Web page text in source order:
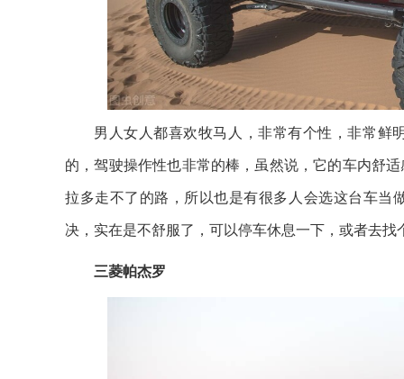
男人女人都喜欢牧马人，非常有个性，非常鲜
的，驾驶操作性也非常的棒，虽然说，它的车内舒
拉多走不了的路，所以也是有很多人会选这台车当
决，实在是不舒服了，可以停车休息一下，或者去找
三菱帕杰罗